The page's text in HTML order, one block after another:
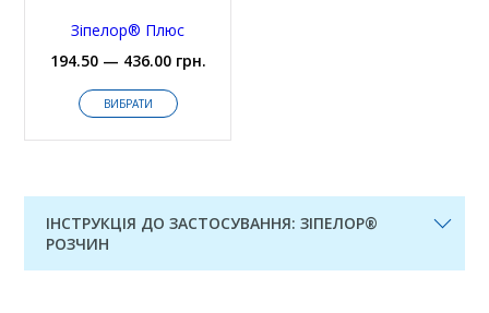
Зіпелор® Плюс
194.50 — 436.00 грн.
ВИБРАТИ
ІНСТРУКЦІЯ ДО ЗАСТОСУВАННЯ: ЗІПЕЛОР®
РОЗЧИН